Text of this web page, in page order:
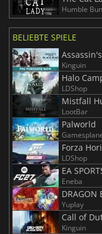
Humble
BELIEBTE SPIELE
Kinguin
Halo
LDShop
Mistfall
LootBar
Palworld
Forza
LDShop
EA
Eneba
Yuplay
Call of
Kinguin